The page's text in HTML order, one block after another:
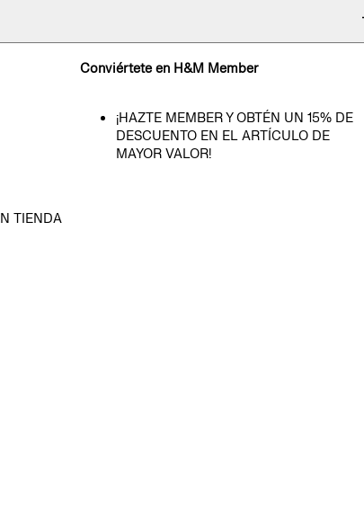
TIENDA
Conviértete en H&M Member
¡HAZTE MEMBER Y OBTÉN UN 15% DE
DESCUENTO EN EL ARTÍCULO DE
MAYOR VALOR!